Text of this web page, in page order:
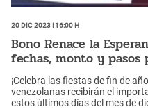
20 Dic 2023 | 16:00 h
Bono Renace la
fechas, monto y pasos
¡Celebra las fiestas de fin de
venezolanas recibirán el
estos últimos días del mes de